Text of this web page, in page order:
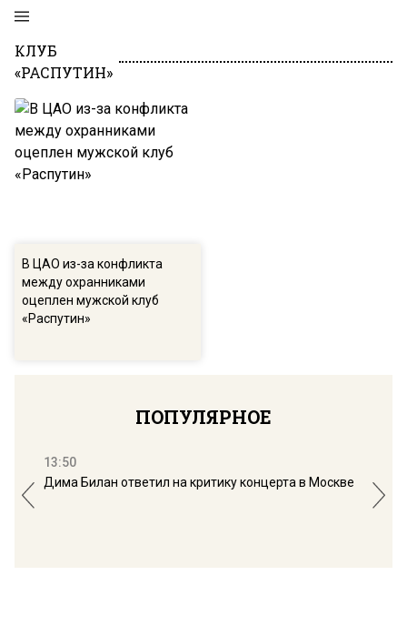
КЛУБ
«РАСПУТИН»
В ЦАО из-за конфликта
между охранниками
оцеплен мужской клуб
«Распутин»
ПОПУЛЯРНОЕ
13:50
Дима Билан ответил на критику концерта в Москве